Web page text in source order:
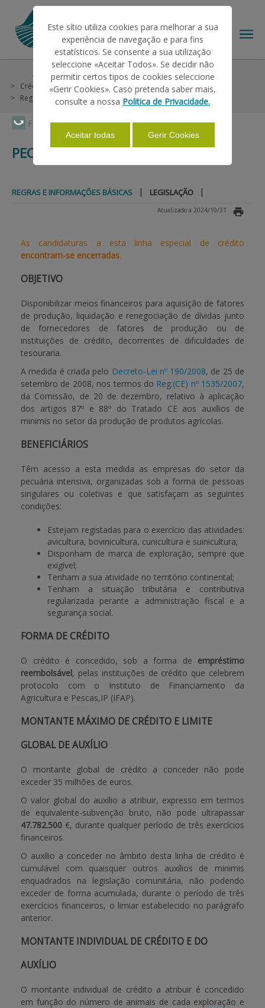
Faça Swipe para ver o menu
O IFAP
AJUDAS/APOIOS
INFORMAÇÕES
PAGAMENTOS
Entrar / Registar
Ajudas/Apoios Outras Ajudas
Histórico
Crédito e Seguros
Linhas Especiais
Pecuária 2008
Regras e Informações Básicas
PECUÁRIA 2008
REGRAS E INFORMAÇÕES BÁSICAS | LEGISLAÇÃO |
Atualizado a 2024/10/31
As candidaturas a esta linha especial de crédito
encontram-se encerradas.
OBJETIVO
Disponibilizar meios financeiros para aquisição de fatores
de produção, liquidação e renegociação de dívidas junto
de fornecedores de fatores de produção ou de
instituições de crédito, decorrentes de dificuldades de
tesouraria.
A medida é criada pelo Decreto-Lei nº 190/2008, de 25 de
setembro de 2008, nos termos do Reg.(CE) nº 1535/2007,
da Comissão, de 20 de dezembro, relativo à aplicação
dos artigos 87º e 88º do Tratado CE aos auxílios de
minimis no setor da produção de produtos agrícolas.
BENEFICIÁRIOS
Têm acesso a esta medida as empresas do setor da
pecuária intensiva, organizadas sob a forma de pessoas
singulares ou coletivas e que satisfaçam as seguintes
condições:
Estejam registadas para o exercício das atividades:
avicultura, bovinicultura, cunicultura e suinicultura;
Disponham de marca de exploração, sempre que
exigível;
Tenham a sua atividade no território continental;
Tenham a situação tributária e contributiva
regularizada perante a administração fiscal e a
segurança social.
FORMA DE CRÉDITO
O crédito é concedido, sob a forma de empréstimo
reembolsável, pelas instituições de crédito que celebrem
protocolo com o Instituto de Financiamento da
Agricultura e Pescas,IP (IFAP).
MONTANTE MÁXIMO DE CRÉDITO E LIMITE
GLOBAL DE AUXÍLIO
O montante global de crédito a conceder não pode
exceder 35 milhões de euros.
O valor global do auxílio a atribuir, expresso em termos
de equivalente-subvenção bruto, não pode ultrapassar
47.782.500 €, durante qualquer período de três exercícios
financeiros.
O auxílio a conceder no âmbito desta linha de crédito é
cumulável com quaisquer outros auxílios de minimis
enquadrados na legislação comunitária, não podendo
exceder de forma acumulada, durante o período de três
exercícios financeiros, o limiar estabelecido no parágrafo
anterior.
MONTANTE INDIVIDUAL DE CRÉDITO E DO
AUXÍLIO
O montante individual de crédito a atribuir é concedido
em função do número de animais de cada exploração e
Este sítio utiliza cookies para melhorar a sua
experiência de navegação e para fins
estatísticos. Se consente a sua utilização
seleccione «Aceitar Todos». Se decidir não
permitir certos tipos de cookies seleccione
«Gerir Cookies». Caso pretenda saber mais,
consulte a nossa Politica de Privacidade.
Aceitar todas Gerir Cookies